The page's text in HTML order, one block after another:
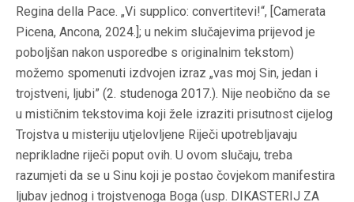
Regina della Pace. „Vi supplico: convertitevi!“, [Camerata
Picena, Ancona, 2024.]; u nekim slučajevima prijevod je
poboljšan nakon usporedbe s originalnim tekstom)
možemo spomenuti izdvojen izraz „vas moj Sin, jedan i
trojstveni, ljubi” (2. studenoga 2017.). Nije neobično da se
u mističnim tekstovima koji žele izraziti prisutnost cijelog
Trojstva u misteriju utjelovljene Riječi upotrebljavaju
neprikladne riječi poput ovih. U ovom slučaju, treba
razumjeti da se u Sinu koji je postao čovjekom manifestira
ljubav jednog i trojstvenoga Boga (usp. DIKASTERIJ ZA